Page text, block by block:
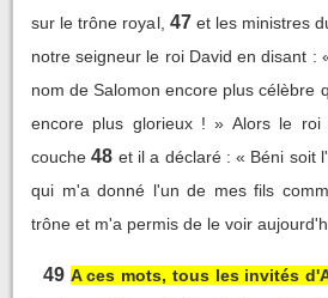
sur le trône royal, 47 et les ministres
notre seigneur le roi David en disant :
nom de Salomon encore plus célèbre
encore plus glorieux ! » Alors le roi
couche 48 et il a déclaré : « Béni soit
qui m'a donné l'un de mes fils
trône et m'a permis de le voir
49 A ces mots, tous les invités